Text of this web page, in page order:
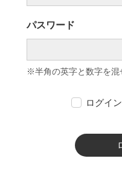
パスワード
※半角の英字と数字を混
ログイ